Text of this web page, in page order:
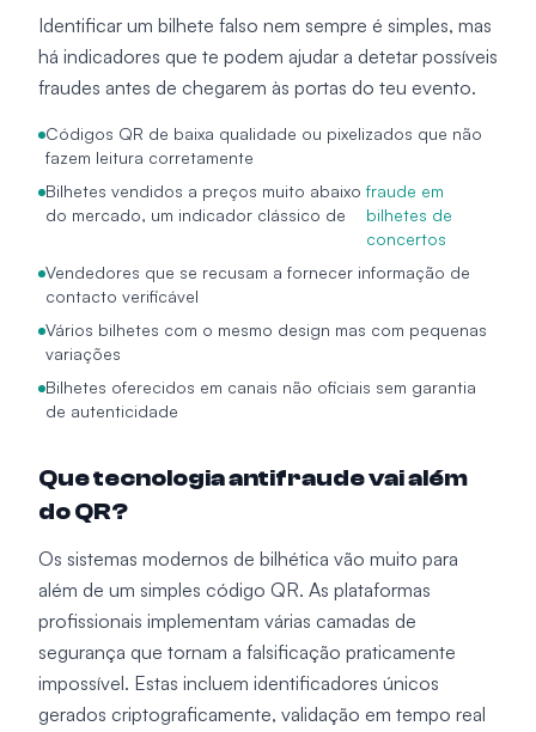
Identificar um bilhete falso nem sempre é simples, mas
há indicadores que te podem ajudar a detetar possíveis
fraudes antes de chegarem às portas do teu evento.
Códigos QR de baixa qualidade ou pixelizados que não
fazem leitura corretamente
Bilhetes vendidos a preços muito abaixo
do mercado, um indicador clássico de
fraude em
bilhetes de
concertos
Vendedores que se recusam a fornecer informação de
contacto verificável
Vários bilhetes com o mesmo design mas com pequenas
variações
Bilhetes oferecidos em canais não oficiais sem garantia
de autenticidade
Que tecnologia antifraude vai além
do QR?
Os sistemas modernos de bilhética vão muito para
além de um simples código QR. As plataformas
profissionais implementam várias camadas de
segurança que tornam a falsificação praticamente
impossível. Estas incluem identificadores únicos
gerados criptograficamente, validação em tempo real